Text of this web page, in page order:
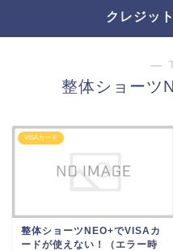
クレジッ
―
整体ショーツ
VISAカード
整体ショーツNEO+でVISAカ
ードが使えない！（エラー時